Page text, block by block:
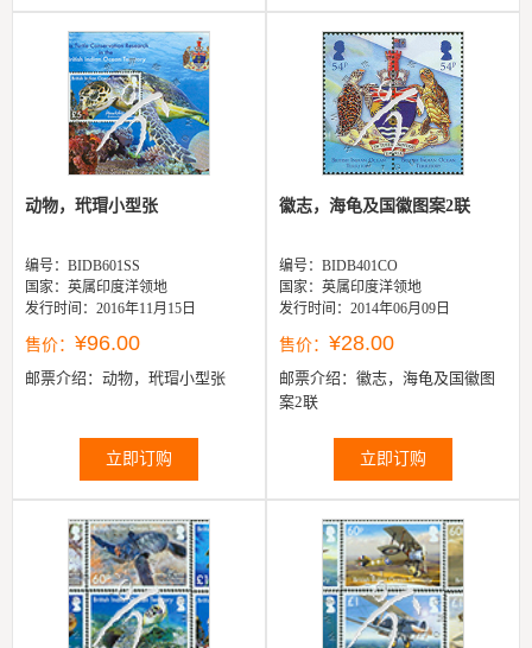
动物，玳瑁小型张
编号：BIDB601SS
国家：英属印度洋领地
发行时间：2016年11月15日
售价： ¥96.00
邮票介绍： 动物，玳瑁小型张
立即订购
徽志，海龟及国徽图案2联
编号：BIDB401CO
国家：英属印度洋领地
发行时间：2014年06月09日
售价： ¥28.00
邮票介绍： 徽志，海龟及国徽图
案2联
立即订购